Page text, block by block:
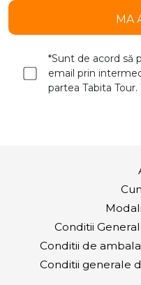
MA
*Sunt de acord să
email prin
partea Tabita Tour.
Conditii
Conditii de
Conditii generale